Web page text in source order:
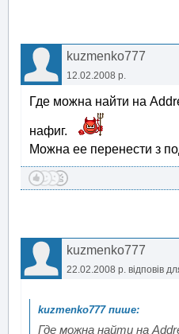
kuzmenko777
12.02.2008 р.
Где можна найти на
нафиг.
Можна ее перенести з
kuzmenko777
22.02.2008 р. відповів
Где можна найти на